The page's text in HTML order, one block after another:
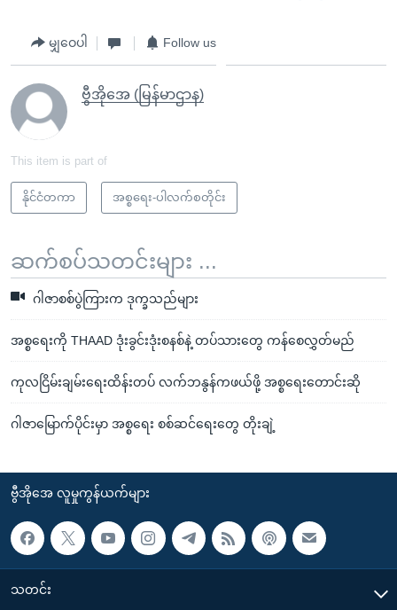
မျှဝေပါ Follow us
ဗွီအိုအေ (မြန်မာဌာန)
This item is part of
နိုင်ငံတကာ အစ္စရေး-ပါလက်စတိုင်း
ဆက်စပ်သတင်းများ ...
ဂါဇာစစ်ပွဲကြားက ဒုက္ခသည်များ
အစ္စရေးကို THAAD ဒုံးခွင်းဒုံးစနစ်နဲ့ တပ်သားတွေ ကန်စေလွှတ်မည်
ကုလငြိမ်းချမ်းရေးထိန်းတပ် လက်ဘနွန်ကဖယ်ဖို့ အစ္စရေးတောင်းဆို
ဂါဇာမြောက်ပိုင်းမှာ အစ္စရေး စစ်ဆင်ရေးတွေ တိုးချဲ့
ဗွီအိုအေ လူမှုကွန်ယက်များ
သတင်း